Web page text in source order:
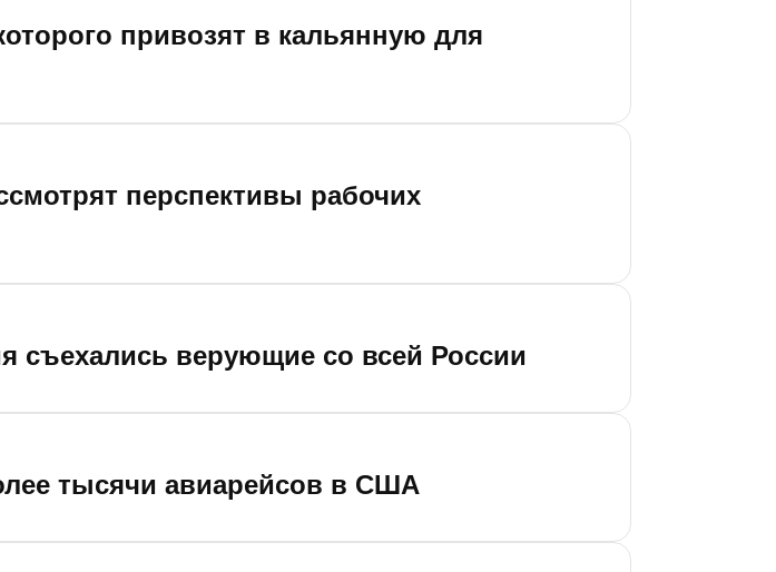
привозят в кальянную для
перспективы рабочих
съехались верующие со всей России
тысячи авиарейсов в США